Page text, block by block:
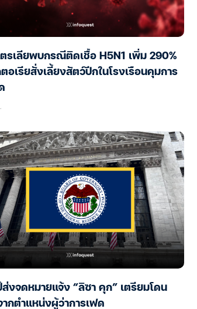
รเลียพบกรณีติดเชื้อ H5N1 เพิ่ม 290%
อเรียสั่งเลี้ยงสัตว์ปีกในโรงเรือนคุมการ
งจดหมายแจ้ง “ลิซา คุก” เตรียมโดน
กตำแหน่งผู้ว่าการเฟด